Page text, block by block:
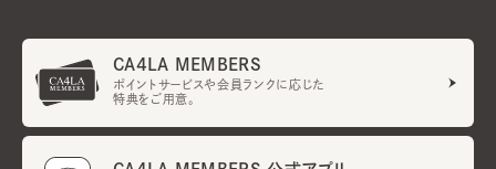
CA4LA MEMBERS
ポイントサービスや会員ランクに応じた
特典をご用意。